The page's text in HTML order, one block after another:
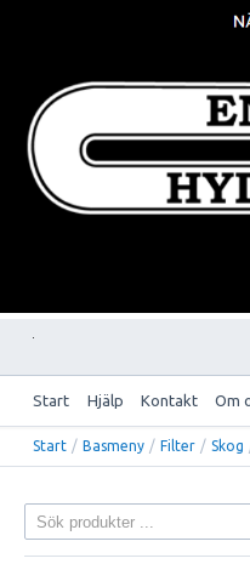
Start Hjälp Kontakt Om
Start / Basmeny / Filter / Skog